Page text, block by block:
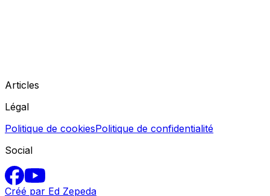
Articles
Légal
Politique de cookiesPolitique de confidentialité
Social
Créé par Ed Zepeda